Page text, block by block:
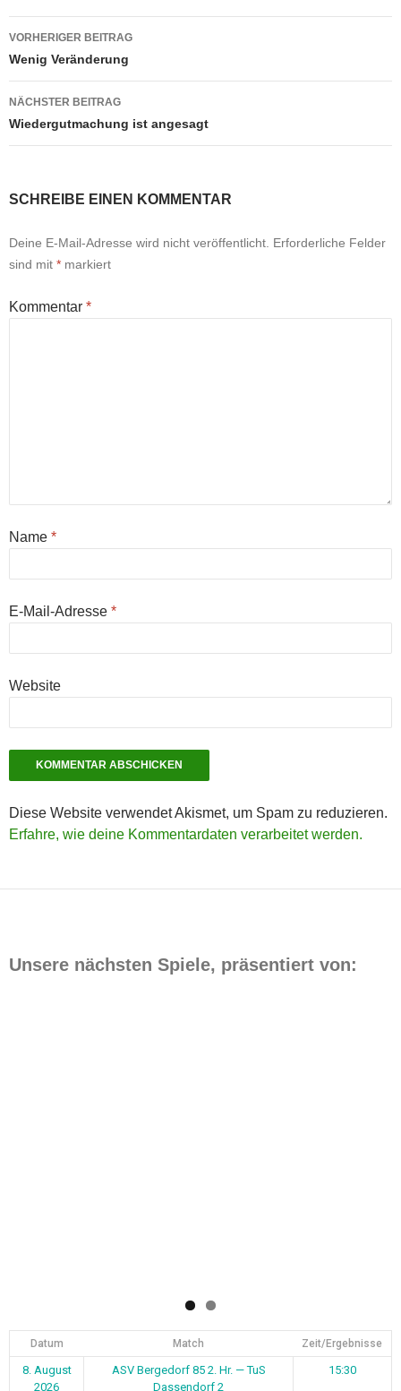
Beitragsnavigation
VORHERIGER BEITRAG
Wenig Veränderung
NÄCHSTER BEITRAG
Wiedergutmachung ist angesagt
SCHREIBE EINEN KOMMENTAR
Deine E-Mail-Adresse wird nicht veröffentlicht. Erforderliche Felder
sind mit * markiert
Kommentar *
Name *
E-Mail-Adresse *
Website
Diese Website verwendet Akismet, um Spam zu reduzieren.
Erfahre, wie deine Kommentardaten verarbeitet werden.
Unsere nächsten Spiele, präsentiert von:
2. Hr.
14. August
ASV Bergedorf 85 3. Hr. — SC Vier-
19:00
14. August
Curslack-Neuengamme — ASV